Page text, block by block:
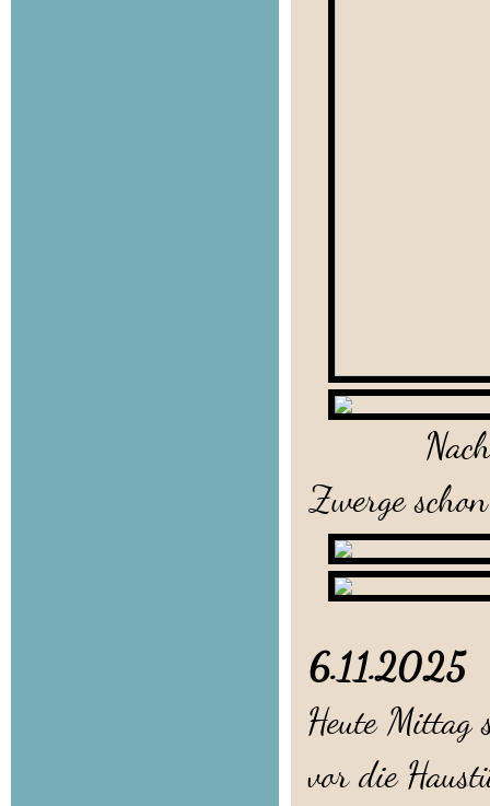
Nach
Zwerge
Heute Mittag
vor die